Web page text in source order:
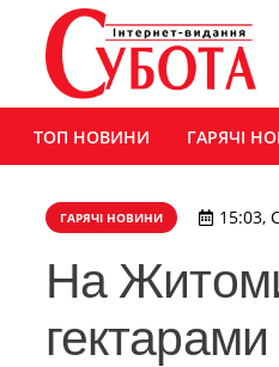
ТОП НОВИНИ ГАРЯЧІ
ГАРЯЧІ НОВИНИ 15:03,
На
гектарами